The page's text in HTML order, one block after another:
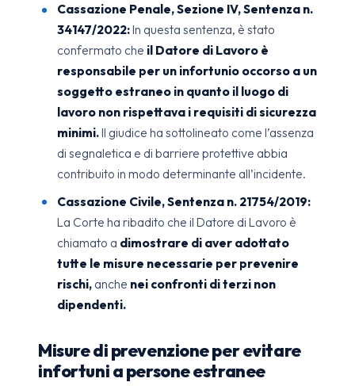
Cassazione Penale, Sezione IV, Sentenza n.
34147/2022:In questa sentenza, è stato
confermato che il Datore di Lavoro è
responsabile per un infortunio occorso a un
soggetto estraneo in quanto il luogo di
lavoro non rispettava i requisiti di sicurezza
minimi.Il giudice ha sottolineato come l’assenza
di segnaletica e di barriere protettive abbia
contribuito in modo determinante all’incidente.
Cassazione Civile, Sentenza n. 21754/2019:
La Corte ha ribadito che il Datore di Lavoro è
chiamato a dimostrare di aver adottato
tutte le misure necessarie per prevenire
rischi, anche nei confronti di terzi non
dipendenti.
Misure di prevenzione per evitare
infortuni a persone estranee